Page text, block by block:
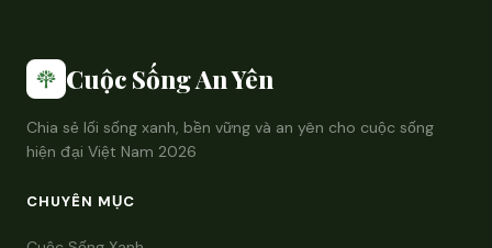
Cuộc Sống An Yên
Chia sẻ lối sống xanh, bền vững và an yên cho cuộc sống
hiện đại Việt Nam 2026
CHUYÊN MỤC